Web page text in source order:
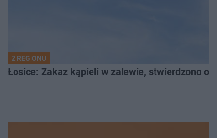
Z REGIONU
Łosice: Zakaz kąpieli w zalewie, stwierdzono